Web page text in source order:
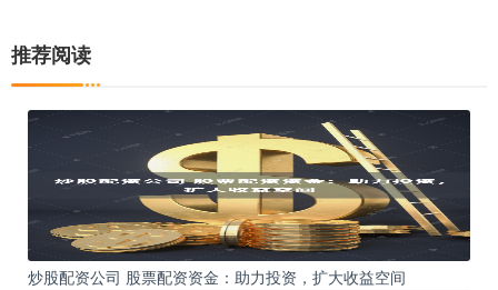
推荐阅读
炒股配资公司 股票配资资金：助力投资，扩大收益空间